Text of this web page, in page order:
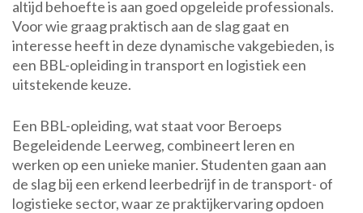
altijd behoefte is aan goed opgeleide professionals.
Voor wie graag praktisch aan de slag gaat en
interesse heeft in deze dynamische vakgebieden, is
een BBL-opleiding in transport en logistiek een
uitstekende keuze.
Een BBL-opleiding, wat staat voor Beroeps
Begeleidende Leerweg, combineert leren en
werken op een unieke manier. Studenten gaan aan
de slag bij een erkend leerbedrijf in de transport- of
logistieke sector, waar ze praktijkervaring opdoen